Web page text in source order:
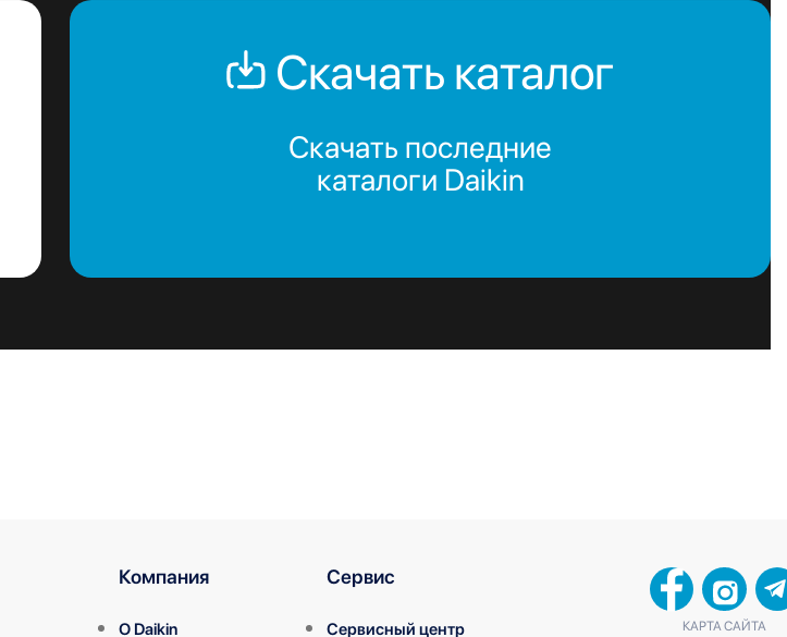
Скачать каталог
Скачать последние
каталоги Daikin
Компания
О Daikin
Сервис
Сервисный центр
КАРТА САЙТА